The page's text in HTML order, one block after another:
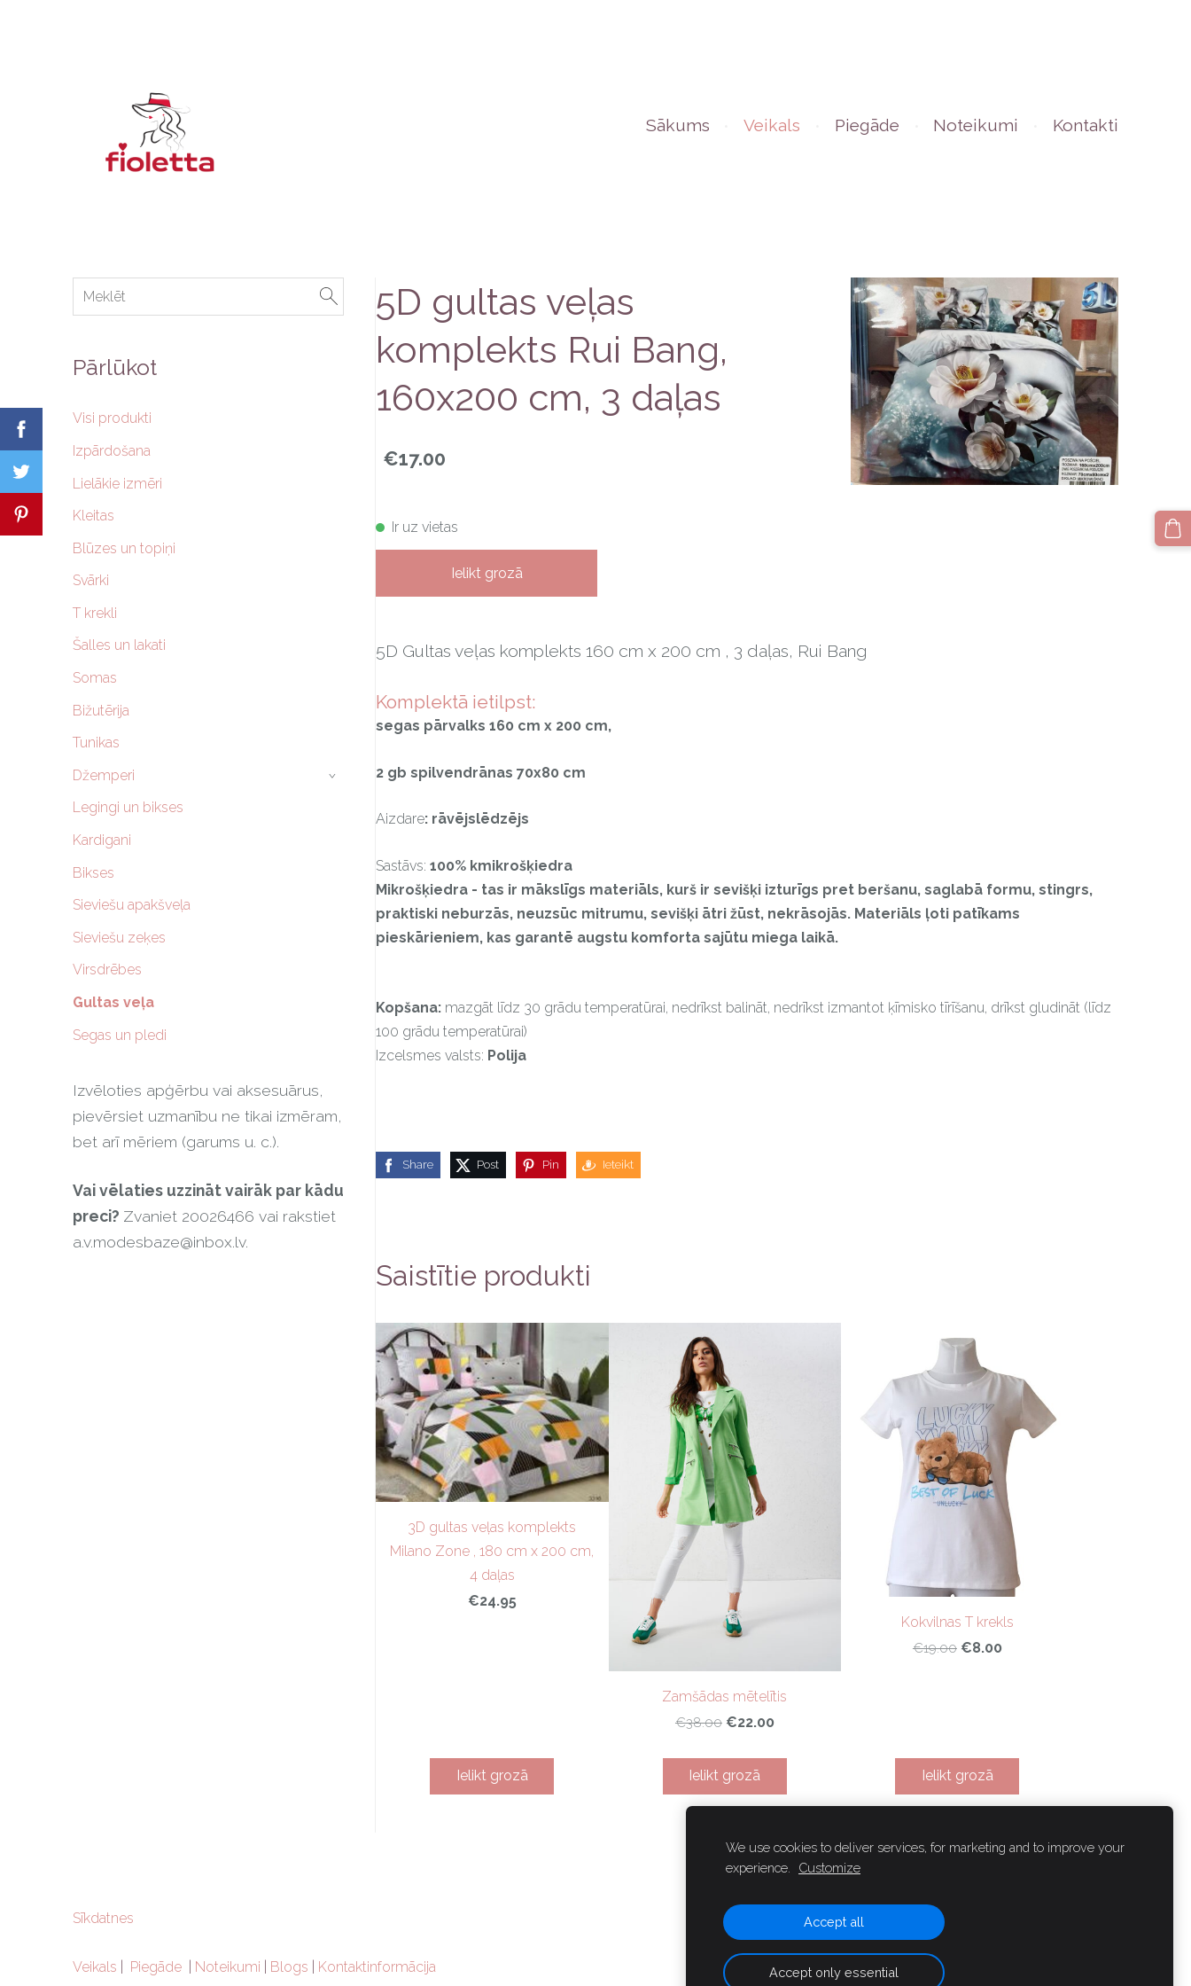
Sākums Veikals Piegāde Noteikumi Kontakti
Pārlūkot
Visi produkti
Izpārdošana
Lielākie izmēri
Kleitas
Blūzes un topiņi
Svārki
T krekli
Šalles un lakati
Somas
Bižutērija
Tunikas
Džemperi
›
Legingi un bikses
Kardigani
Bikses
Sieviešu apakšveļa
Sieviešu zeķes
Virsdrēbes
Gultas veļa
Segas un pledi
Izvēloties apģērbu vai aksesuārus,
pievērsiet uzmanību ne tikai izmēram,
bet arī mēriem (garums u. c.).
Vai vēlaties uzzināt vairāk par kādu
preci? Zvaniet 20026466 vai rakstiet
a.v.modesbaze@inbox.lv.
5D gultas veļas
komplekts Rui Bang,
160x200 cm, 3 daļas
€17.00
Ir uz vietas
Ielikt grozā
5D Gultas veļas komplekts 160 cm x 200 cm , 3 daļas, Rui Bang
Komplektā ietilpst:
segas pārvalks 160 cm x 200 cm,
2 gb spilvendrānas 70x80 cm
Aizdare: rāvējslēdzējs
Sastāvs:100% kmikrošķiedra
Mikrošķiedra - tas ir mākslīgs materiāls, kurš ir sevišķi izturīgs pret beršanu, saglabā formu, stingrs,
praktiski neburzās, neuzsūc mitrumu, sevišķi ātri žūst, nekrāsojās. Materiāls ļoti patīkams
pieskārieniem, kas garantē augstu komforta sajūtu miega laikā.
Kopšana: mazgāt līdz 30 grādu temperatūrai, nedrīkst balināt, nedrīkst izmantot ķīmisko tīrīšanu, drīkst gludināt (līdz
100 grādu temperatūrai)
Izcelsmes valsts: Polija
Share Post Pin Ieteikt
Saistītie produkti
3D gultas veļas komplekts
Milano Zone , 180 cm x 200 cm,
4 daļas
€24.95
Ielikt grozā
Zamšādas mētelītis
€38.00 €22.00
Ielikt grozā
Kokvilnas T krekls
€19.00 €8.00
Ielikt grozā
Sīkdatnes
Veikals Piegāde Noteikumi Blogs Kontaktinformācija
We use cookies to deliver services, for marketing and to improve your
experience.
Customize
Accept all
Accept only essential